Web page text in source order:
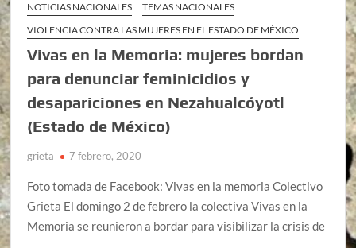
NOTICIAS NACIONALES
TEMAS NACIONALES
VIOLENCIA CONTRA LAS MUJERES EN EL ESTADO DE MÉXICO
Vivas en la Memoria: mujeres bordan
para denunciar feminicidios y
desapariciones en Nezahualcóyotl
(Estado de México)
grieta 7 febrero, 2020
Foto tomada de Facebook: Vivas en la memoria Colectivo
Grieta El domingo 2 de febrero la colectiva Vivas en la
Memoria se reunieron a bordar para visibilizar la crisis de